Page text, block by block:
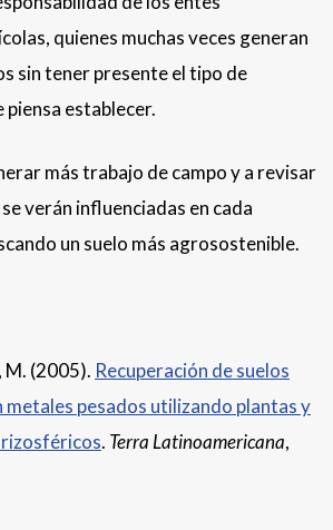
quienes muchas veces generan
sin tener presente el tipo de
piensa establecer.
más trabajo de campo y a revisar
verán influenciadas en cada
un suelo más agrosostenible.
M. (2005). Recuperación de suelos
metales pesados utilizando plantas y
. Terra Latinoamericana,